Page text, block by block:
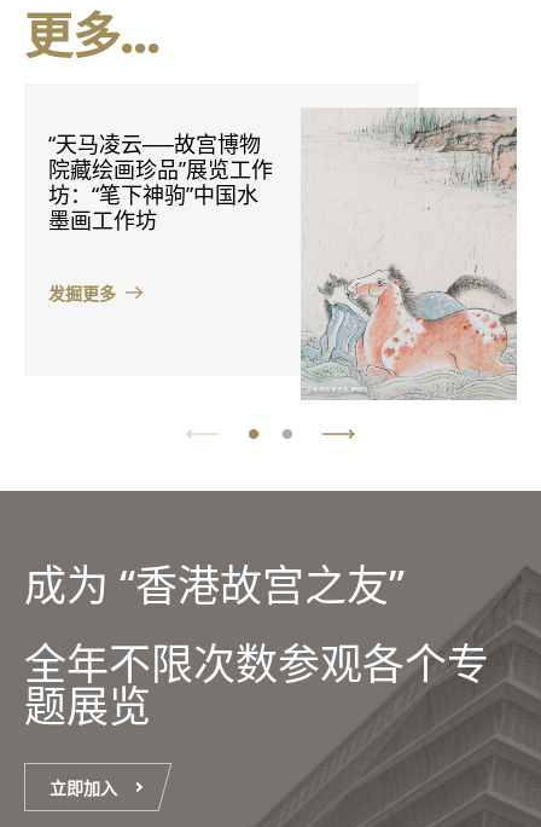
更多...
“天马凌云──故宫博物
院藏绘画珍品”展览工作
坊：“笔下神驹”中国水
墨画工作坊
发掘更多
成为 “香港故宫之友”
全年不限次数参观各个专
题展览
立即加入